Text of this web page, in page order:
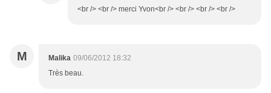
<br /> <br /> merci Yvon<br /> <br /> <br /> <br />
M Malika 09/06/2012 18:32
Très beau.